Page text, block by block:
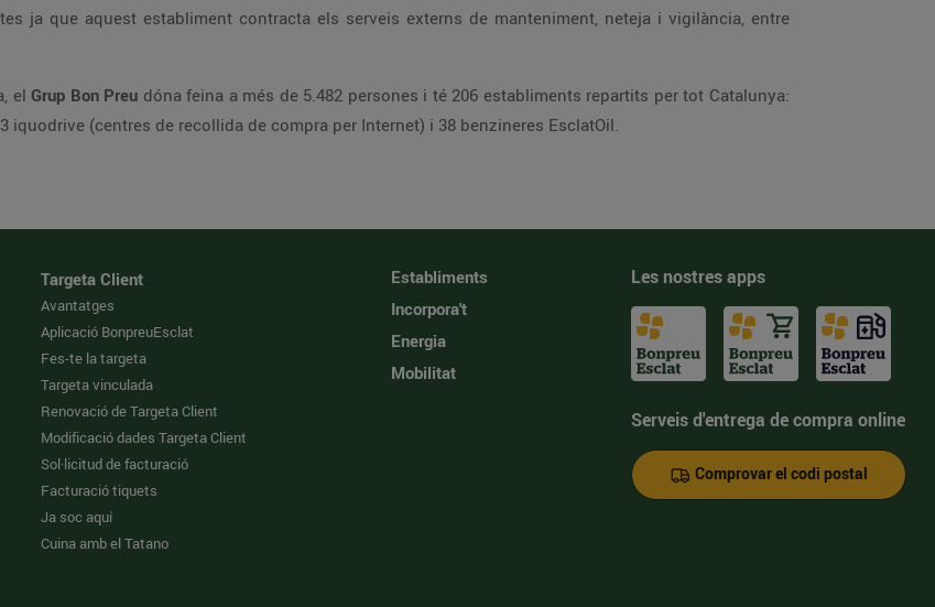
ja que aquest establiment contracta els serveis externs de manteniment, neteja i vigilància, entre
el Grup Bon Preu dóna feina a més de 5.482 persones i té 206 establiments repartits per tot Catalunya:
iquodrive (centres de recollida de compra per Internet) i 38 benzineres EsclatOil.
Targeta Client
Avantatges
Aplicació BonpreuEsclat
Fes-te la targeta
Targeta vinculada
Renovació de Targeta Client
Modificació dades Targeta Client
Sol·licitud de facturació
Facturació tiquets
Ja soc aquí
Cuina amb el Tatano
Establiments
Incorpora't
Energia
Mobilitat
Les nostres apps
Serveis d'entrega de compra online
Comprovar el codi postal